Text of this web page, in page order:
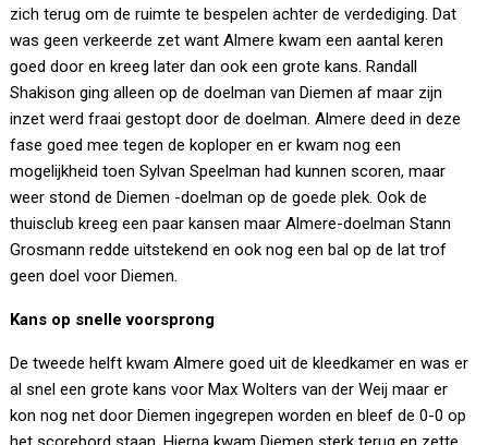
zich terug om de ruimte te bespelen achter de verdediging. Dat
was geen verkeerde zet want Almere kwam een aantal keren
goed door en kreeg later dan ook een grote kans. Randall
Shakison ging alleen op de doelman van Diemen af maar zijn
inzet werd fraai gestopt door de doelman. Almere deed in deze
fase goed mee tegen de koploper en er kwam nog een
mogelijkheid toen Sylvan Speelman had kunnen scoren, maar
weer stond de Diemen -doelman op de goede plek. Ook de
thuisclub kreeg een paar kansen maar Almere-doelman Stann
Grosmann redde uitstekend en ook nog een bal op de lat trof
geen doel voor Diemen.
Kans op snelle voorsprong
De tweede helft kwam Almere goed uit de kleedkamer en was er
al snel een grote kans voor Max Wolters van der Weij maar er
kon nog net door Diemen ingegrepen worden en bleef de 0-0 op